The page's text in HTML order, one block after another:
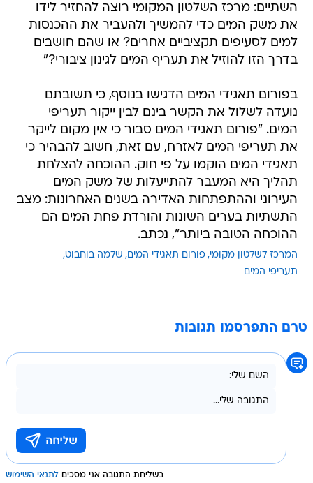
השתיים: מרכז השלטון המקומי רוצה להחזיר לידו
את משק המים כדי להמשיך ולהעביר את ההכנסות
למים לסעיפים תקציביים אחרים? או שהם חושבים
בדרך הזו להוזיל את תעריף המים לגינון ציבורי?"
בפורום תאגידי המים הדגישו בנוסף, כי תשובתם
נועדה לשלול את הקשר בינם לבין ייקור תעריפי
המים. "פורום תאגידי המים סבור כי אין מקום לייקר
את תעריפי המים לאזרח, עם זאת, חשוב להבהיר כי
תאגידי המים הוקמו על פי חוק. ההוכחה להצלחת
תהליך היא המעבר להתייעלות של משק המים
העירוני וההתפתחות האדירה בשנים האחרונות: מצב
התשתיות בערים השונות והורדת פחת המים הם
ההוכחה הטובה ביותר", נכתב.
המרכז לשלטון מקומי פורום תאגידי המים שלמה בוחבוט
תעריפי המים
טרם התפרסמו תגובות
בשליחת התגובה אני מסכים לתנאי השימוש